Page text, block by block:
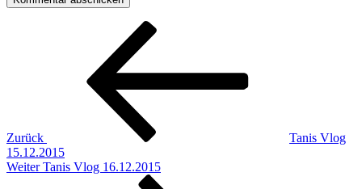
Beitragsnavigation
Zurück
Tanis Vlog
15.12.2015
Nächster
Weiter Tanis Vlog 16.12.2015